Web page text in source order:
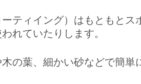
ティイング）はもともと
れていたりします。
の葉、細かい砂などで簡単